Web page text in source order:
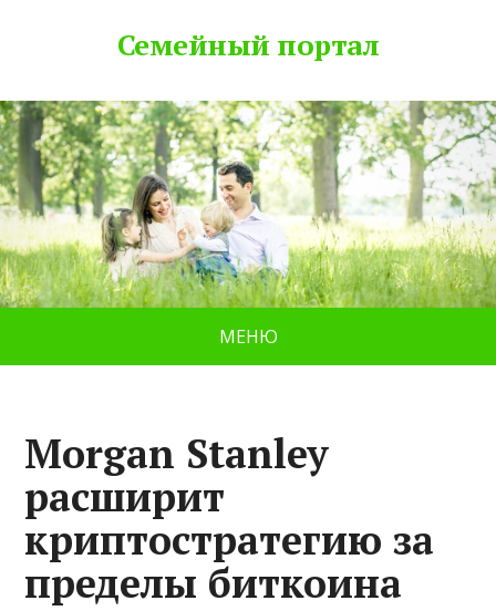
Семейный портал
МЕНЮ
Morgan Stanley
расширит
криптостратегию за
пределы биткоина